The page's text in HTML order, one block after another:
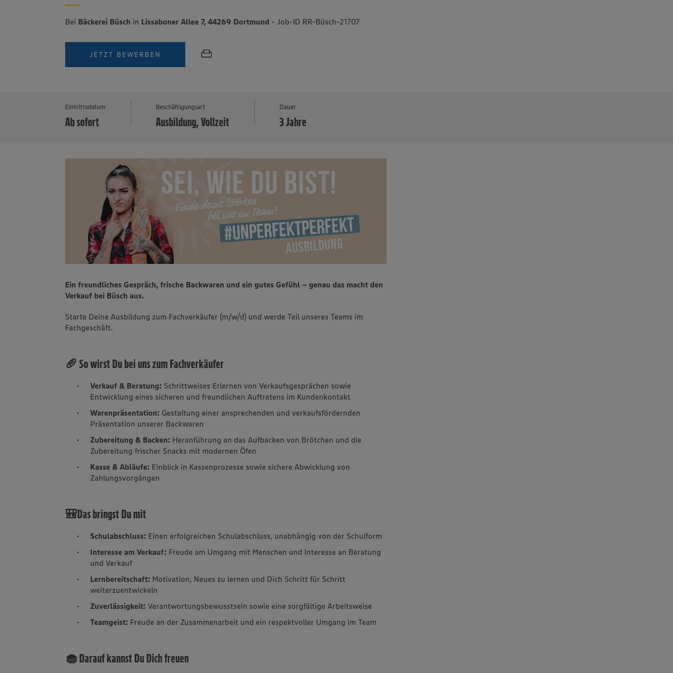
Bei Bäckerei Büsch in Lissaboner Allee 7, 44269 Dortmund - Job-ID RR-Büsch-21707
JETZT BEWERBEN
Eintrittsdatum
Ab sofort
Beschäftigungsart
Ausbildung, Vollzeit
Dauer
3 Jahre
Ein freundliches Gespräch, frische Backwaren und ein gutes Gefühl – genau das macht den
Verkauf bei Büsch aus.
Starte Deine Ausbildung zum Fachverkäufer (m/w/d) und werde Teil unseres Teams im
Fachgeschäft.
🥖 So wirst Du bei uns zum Fachverkäufer
Verkauf & Beratung: Schrittweises Erlernen von Verkaufsgesprächen sowie
Entwicklung eines sicheren und freundlichen Auftretens im Kundenkontakt
Warenpräsentation:Gestaltung einer ansprechenden und verkaufsfördernden
Präsentation unserer Backwaren
Zubereitung & Backen: Heranführung an das Aufbacken von Brötchen und die
Zubereitung frischer Snacks mit modernen Öfen
Kasse & Abläufe: Einblick in Kassenprozesse sowie sichere Abwicklung von
Zahlungsvorgängen
🎒Das bringst Du mit
Schulabschluss: Einen erfolgreichen Schulabschluss, unabhängig von der Schulform
Interesse am Verkauf: Freude am Umgang mit Menschen und Interesse an Beratung
und Verkauf
Lernbereitschaft: Motivation, Neues zu lernen und Dich Schritt für Schritt
weiterzuentwickeln
Zuverlässigkeit:Verantwortungsbewusstsein sowie eine sorgfältige Arbeitsweise
Teamgeist: Freude an der Zusammenarbeit und ein respektvoller Umgang im Team
🧁 Darauf kannst Du Dich freuen